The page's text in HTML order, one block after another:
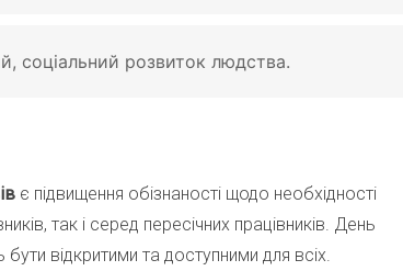
соціальний розвиток людства.
є підвищення обізнаності щодо необхідності
так і серед пересічних працівників. День
відкритими та доступними для всіх.